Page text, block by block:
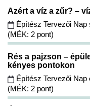
Azért a víz a zűr? –
Építész Tervezői
(MÉK: 2 pont)
Rés a pajzson –
kényes pontokon
Építész Tervezői Nap
(MÉK: 2 pont)